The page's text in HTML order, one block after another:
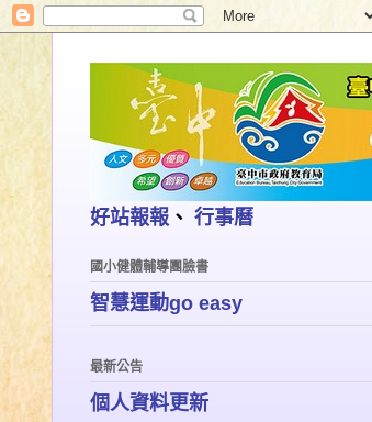
好站報報 、 行事曆
國小健體輔導團臉書
智慧運動go easy
最新公告
個人資料更新